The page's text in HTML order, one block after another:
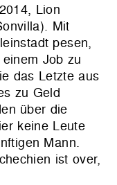
Lion
Mit
pesen,
Job zu
das Letzte aus
zu Geld
über die
keine Leute
Mann.
ist over,